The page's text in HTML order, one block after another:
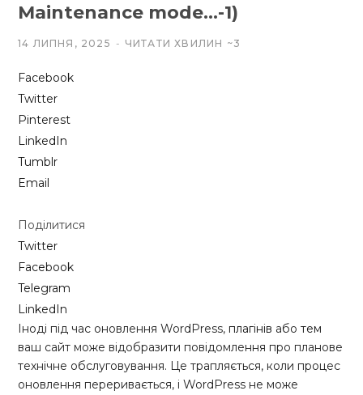
Maintenance mode…-1)
14 ЛИПНЯ, 2025 ЧИТАТИ ХВИЛИН ~3
Facebook
Twitter
Pinterest
LinkedIn
Tumblr
Email
Поділитися
Twitter
Facebook
Telegram
LinkedIn
Іноді під час оновлення WordPress, плагінів або тем
ваш сайт може відобразити повідомлення про планове
технічне обслуговування. Це трапляється, коли процес
оновлення переривається, і WordPress не може